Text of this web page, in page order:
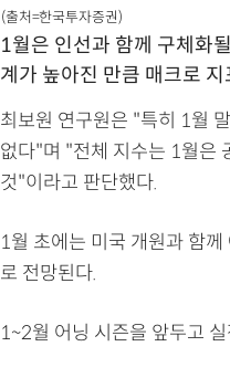
(출처=한국투자증권)
1월은 인선과 함께 구체화
계가 높아진 만큼 매크로
최보원 연구원은 "특히 1월
없다"며 "전체 지수는 1월은
것"이라고 판단했다.
1월 초에는 미국 개원과 함
로 전망된다.
1~2월 어닝 시즌을 앞두고